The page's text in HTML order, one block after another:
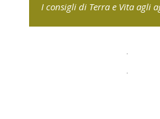
I consigli di Terra e Vita agli